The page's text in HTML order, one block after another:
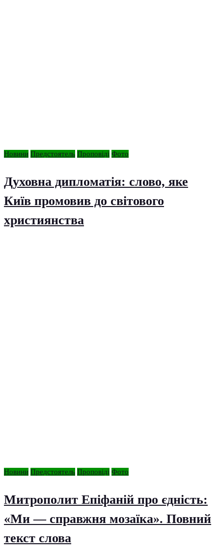
Новини Предстоятель Проповіді Фото
Духовна дипломатія: слово, яке
Київ промовив до світового
християнства
Новини Предстоятель Проповіді Фото
Митрополит Епіфаній про єдність:
«Ми — справжня мозаїка». Повний
текст слова